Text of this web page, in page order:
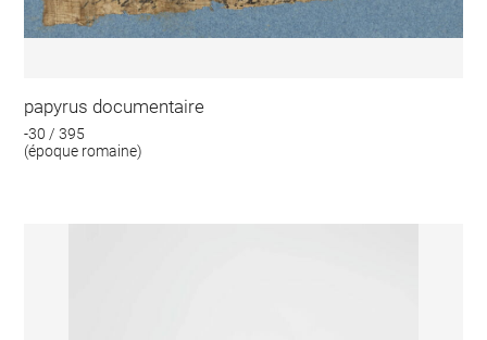
papyrus documentaire
-30 / 395
(époque romaine)